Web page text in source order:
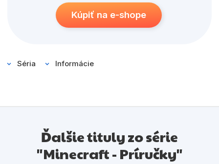
rafinovaných
Kúpiť na e-shope
Séria Informácie
Ďalšie tituly zo série
"Minecraft - Príručky"